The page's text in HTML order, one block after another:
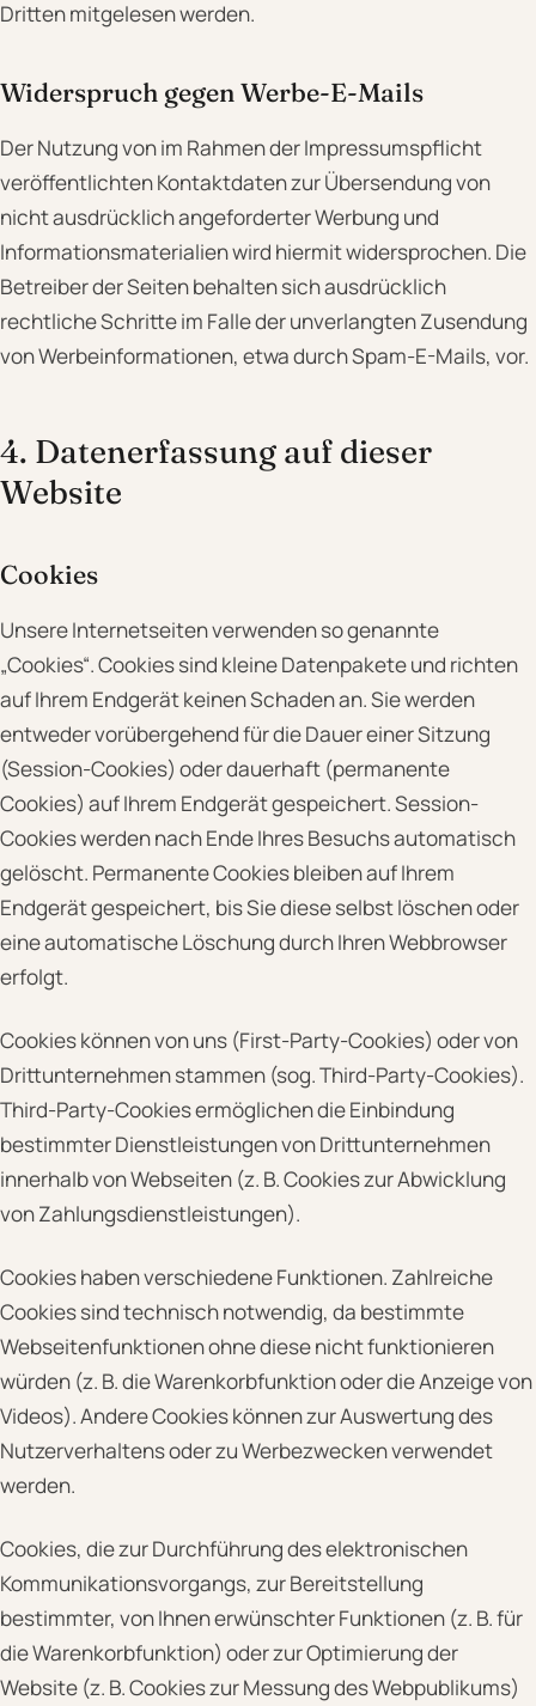
Dritten mitgelesen werden.
Widerspruch gegen Werbe-E-Mails
Der Nutzung von im Rahmen der Impressumspflicht
veröffentlichten Kontaktdaten zur Übersendung von
nicht ausdrücklich angeforderter Werbung und
Informationsmaterialien wird hiermit widersprochen. Die
Betreiber der Seiten behalten sich ausdrücklich
rechtliche Schritte im Falle der unverlangten Zusendung
von Werbeinformationen, etwa durch Spam-E-Mails, vor.
4. Datenerfassung auf dieser
Website
Cookies
Unsere Internetseiten verwenden so genannte
„Cookies“. Cookies sind kleine Datenpakete und richten
auf Ihrem Endgerät keinen Schaden an. Sie werden
entweder vorübergehend für die Dauer einer Sitzung
(Session-Cookies) oder dauerhaft (permanente
Cookies) auf Ihrem Endgerät gespeichert. Session-
Cookies werden nach Ende Ihres Besuchs automatisch
gelöscht. Permanente Cookies bleiben auf Ihrem
Endgerät gespeichert, bis Sie diese selbst löschen oder
eine automatische Löschung durch Ihren Webbrowser
erfolgt.
Cookies können von uns (First-Party-Cookies) oder von
Drittunternehmen stammen (sog. Third-Party-Cookies).
Third-Party-Cookies ermöglichen die Einbindung
bestimmter Dienstleistungen von Drittunternehmen
innerhalb von Webseiten (z. B. Cookies zur Abwicklung
von Zahlungsdienstleistungen).
Cookies haben verschiedene Funktionen. Zahlreiche
Cookies sind technisch notwendig, da bestimmte
Webseitenfunktionen ohne diese nicht funktionieren
würden (z. B. die Warenkorbfunktion oder die Anzeige von
Videos). Andere Cookies können zur Auswertung des
Nutzerverhaltens oder zu Werbezwecken verwendet
werden.
Cookies, die zur Durchführung des elektronischen
Kommunikationsvorgangs, zur Bereitstellung
bestimmter, von Ihnen erwünschter Funktionen (z. B. für
die Warenkorbfunktion) oder zur Optimierung der
Website (z. B. Cookies zur Messung des Webpublikums)